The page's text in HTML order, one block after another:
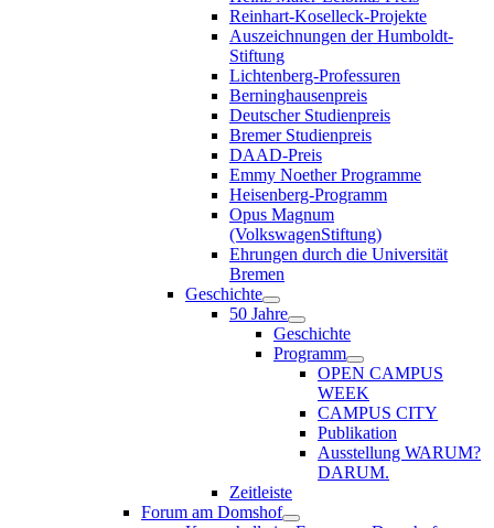
Reinhart-Koselleck-Projekte
Auszeichnungen der Humboldt-
Stiftung
Lichtenberg-Professuren
Berninghausenpreis
Deutscher Studienpreis
Bremer Studienpreis
DAAD-Preis
Emmy Noether Programme
Heisenberg-Programm
Opus Magnum
(VolkswagenStiftung)
Ehrungen durch die Universität
Bremen
Geschichte
50 Jahre
Geschichte
Programm
OPEN CAMPUS
WEEK
CAMPUS CITY
Publikation
Ausstellung WARUM?
DARUM.
Zeitleiste
Forum am Domshof